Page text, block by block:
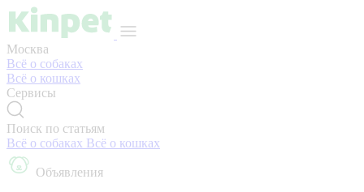
Москва
Всё о собаках
Всё о кошках
Сервисы
Поиск по статьям
Всё о собаках Всё о кошках
Объявления